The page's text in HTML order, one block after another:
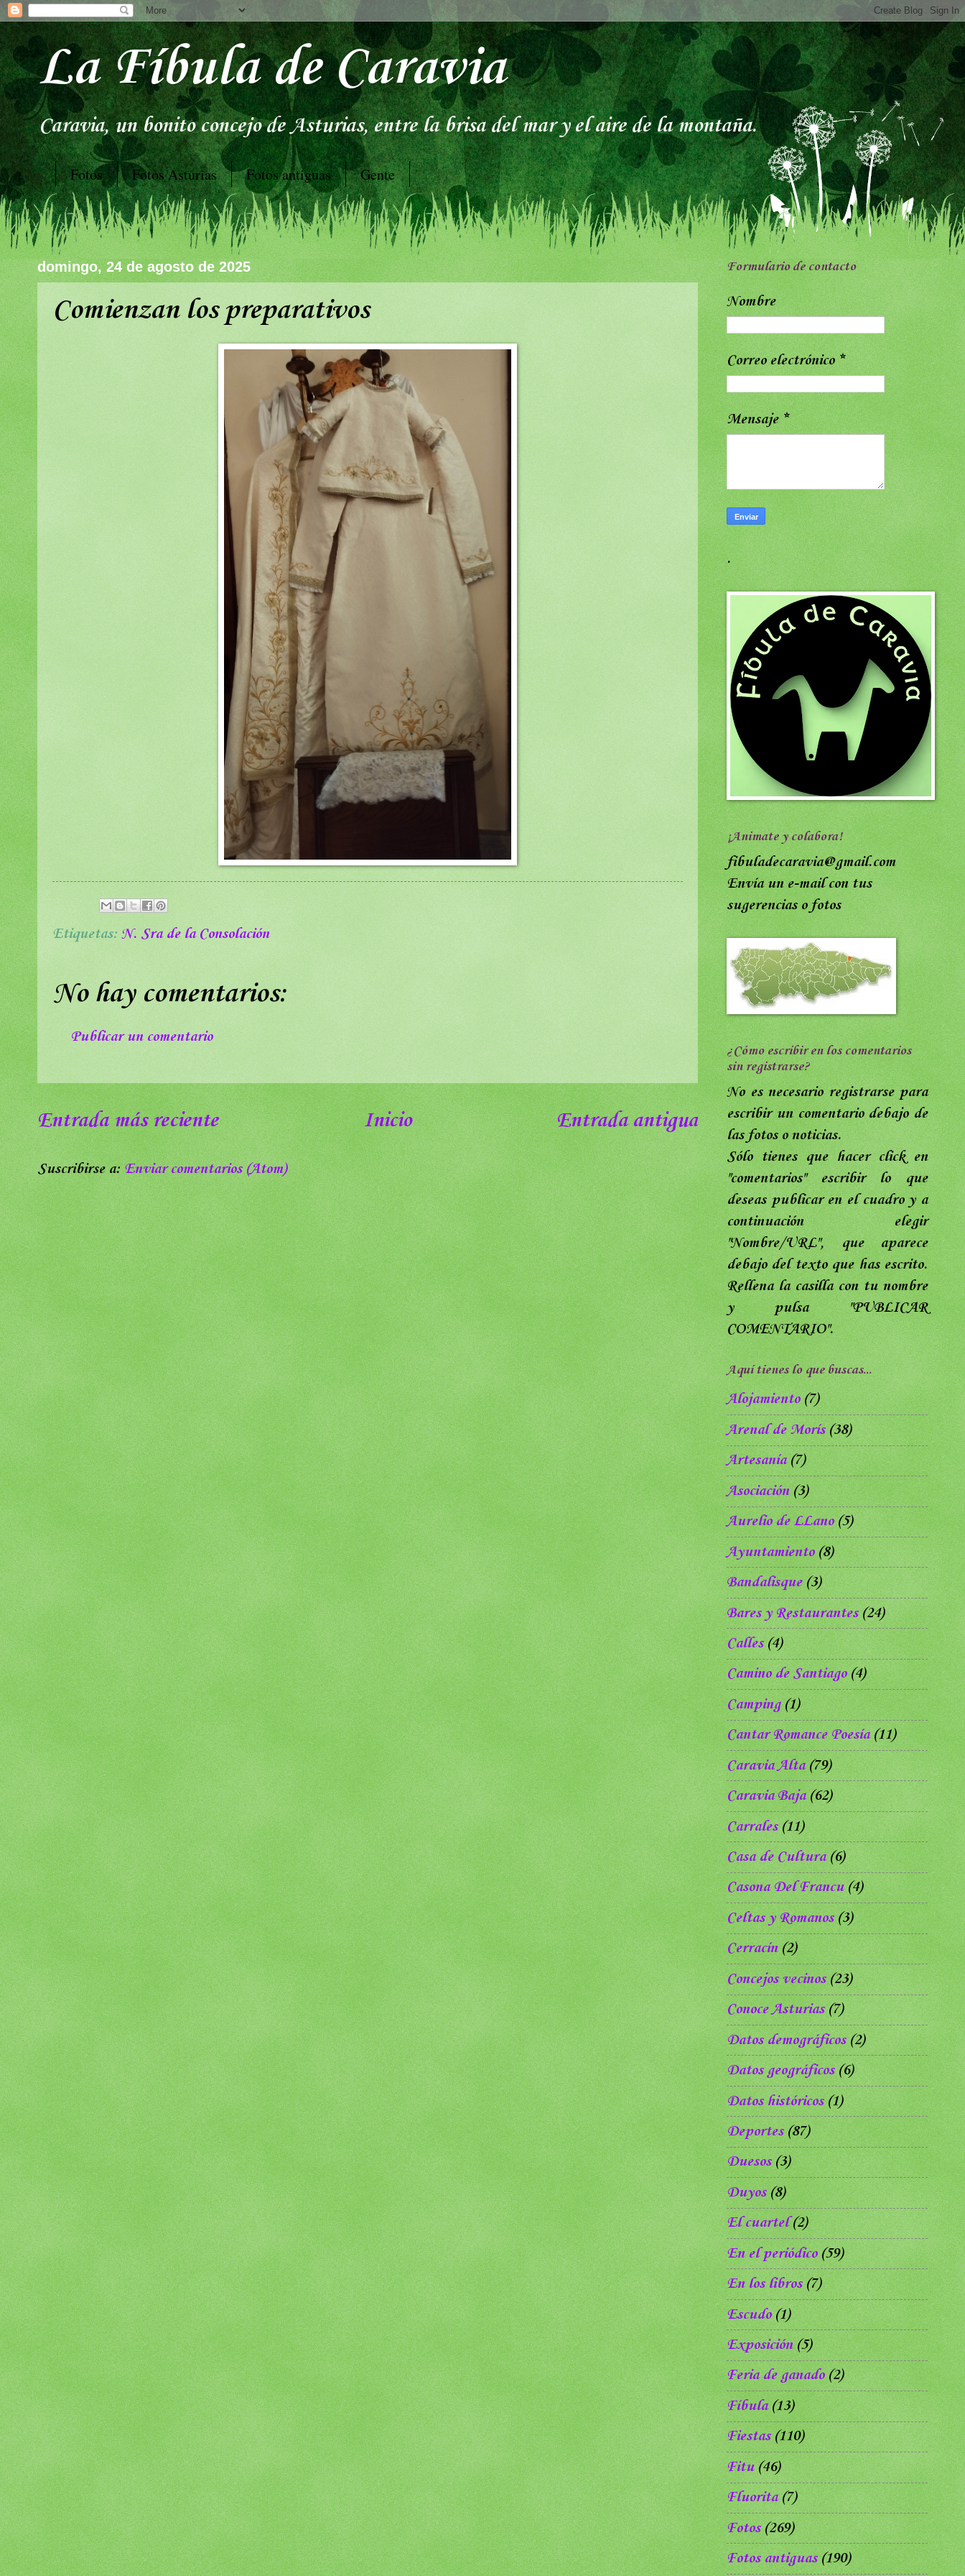
La Fíbula de Caravia
Caravia, un bonito concejo de Asturias, entre la brisa del mar y el aire de la montaña.
Fotos Fotos Asturias Fotos antiguas Gente
domingo, 24 de agosto de 2025
Comienzan los preparativos
Etiquetas: N. Sra de la Consolación
No hay comentarios:
Publicar un comentario
Entrada más reciente Entrada antigua
Inicio
Suscribirse a:Enviar comentarios (Atom)
Formulario de contacto
Nombre
Correo electrónico*
Mensaje*
.
¡Animate y colabora!
fibuladecaravia@gmail.com
Envía un e-mail con tus
sugerencias o fotos
¿Cómo escribir en los comentarios
sin registrarse?
No es necesario registrarse para
escribir un comentario debajo de
las fotos o noticias.
Sólo tienes que hacer click en
"comentarios"escribir lo que
deseas publicar en el cuadro y a
continuación elegir
"Nombre/URL",que aparece
debajo del texto que has escrito.
Rellena la casilla con tu nombre
y pulsa"PUBLICAR
COMENTARIO".
Aquí tienes lo que buscas...
Alojamiento (7)
Arenal de Morís (38)
Artesanía (7)
Asociación (3)
Aurelio de LLano (5)
Ayuntamiento (8)
Bandalisque (3)
Bares y Restaurantes (24)
Calles (4)
Camino de Santiago (4)
Camping (1)
Cantar Romance Poesía (11)
Caravia Alta (79)
Caravia Baja (62)
Carrales (11)
Casa de Cultura (6)
Casona Del Francu (4)
Celtas y Romanos (3)
Cerracín (2)
Concejos vecinos (23)
Conoce Asturias (7)
Datos demográficos (2)
Datos geográficos (6)
Datos históricos (1)
Deportes (87)
Duesos (3)
Duyos (8)
El cuartel (2)
En el periódico (59)
En los libros (7)
Escudo (1)
Exposición (5)
Feria de ganado (2)
Fíbula (13)
Fiestas (110)
Fitu (46)
Fluorita (7)
Fotos (269)
Fotos antiguas (190)